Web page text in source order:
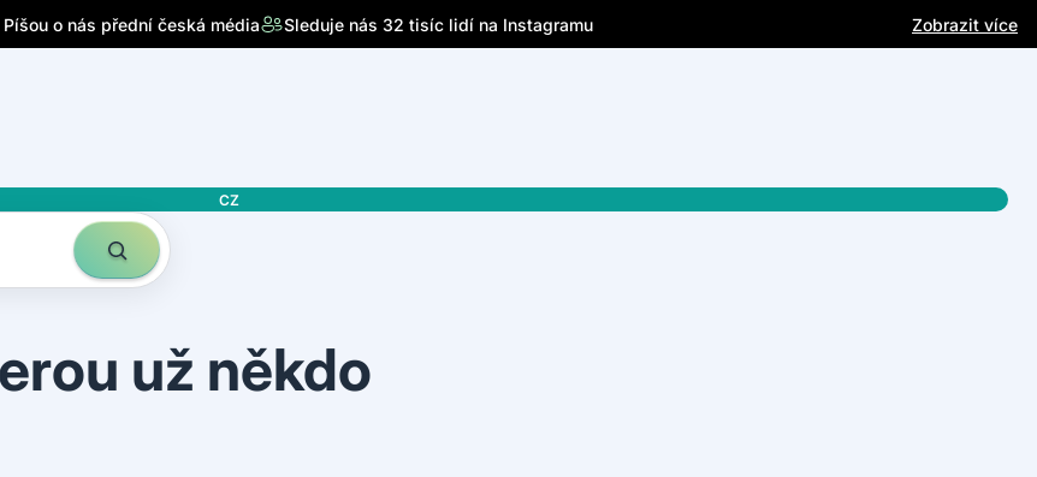
Píšou o nás přední česká média Sleduje nás 32 tisíc lidí na Instagramu Zobrazit více
CZ
už někdo